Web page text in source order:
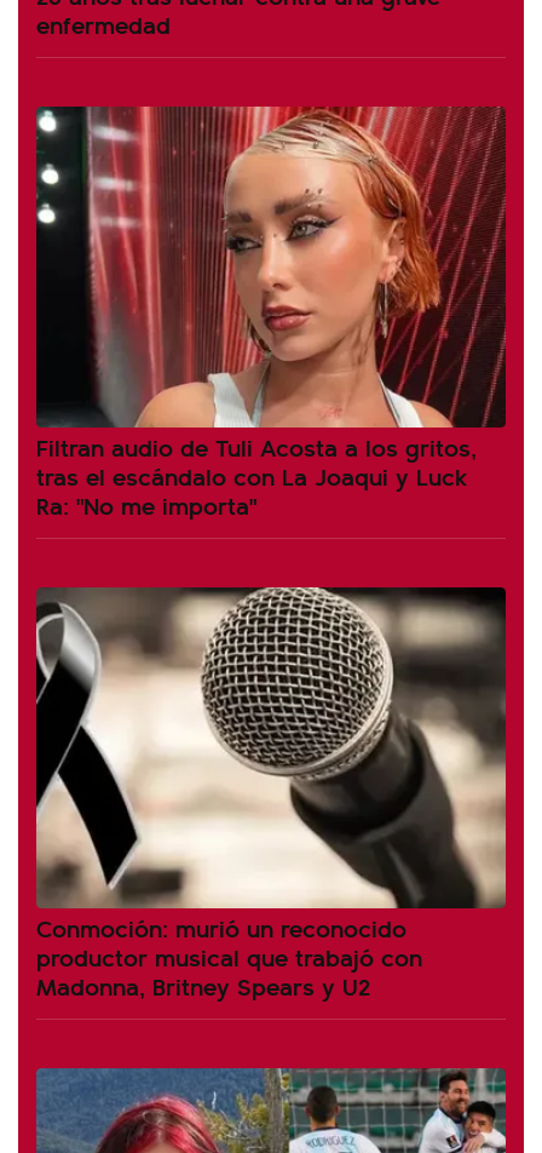
enfermedad
Filtran audio de Tuli Acosta a los gritos,
tras el escándalo con La Joaqui y Luck
Ra: "No me importa"
Conmoción: murió un reconocido
productor musical que trabajó con
Madonna, Britney Spears y U2